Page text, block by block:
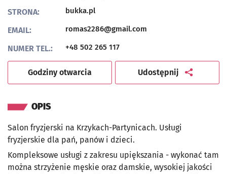
STRONA:
bukka.plOtwiera się w nowej karcie
EMAIL: romas2286@gmail.com
NUMER TEL.: +48 502 265 117
Godziny otwarcia Udostępnij artykuł
OPIS
Salon fryzjerski na Krzykach-Partynicach. Usługi
fryzjerskie dla pań, panów i dzieci.
Kompleksowe usługi z zakresu upiększania - wykonać tam
można strzyżenie męskie oraz damskie, wysokiej jakości